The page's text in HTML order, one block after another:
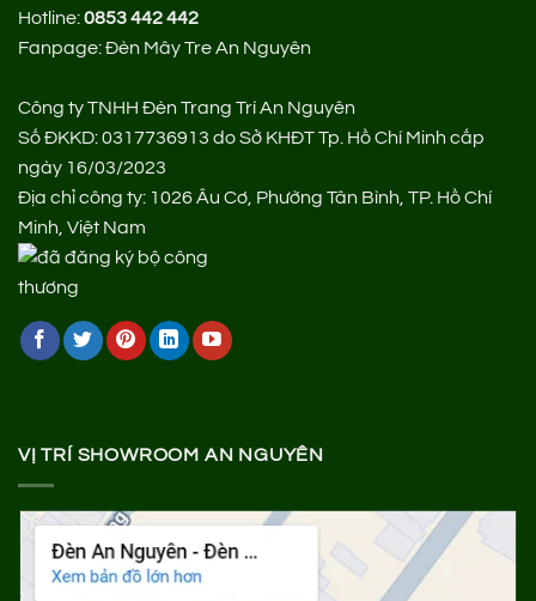
Hotline:0853 442 442
Fanpage:Đèn Mây Tre An Nguyên
Công ty TNHH Đèn Trang Trí An Nguyên
Số ĐKKD: 0317736913 do Sở KHĐT Tp. Hồ Chí Minh cấp
ngày 16/03/2023
Địa chỉ công ty: 1026 Âu Cơ, Phường Tân Bình, TP. Hồ Chí
Minh, Việt Nam
VỊ TRÍ SHOWROOM AN NGUYÊN